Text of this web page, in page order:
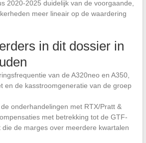
2020-2025 duidelijk van de voorgaande,
meer lineair op de waardering
in dit dossier in
van de A320neo en A350,
en de kasstroomgeneratie van de groep
onderhandelingen met RTX/Pratt &
met betrekking tot de GTF-
die de marges over meerdere kwartalen